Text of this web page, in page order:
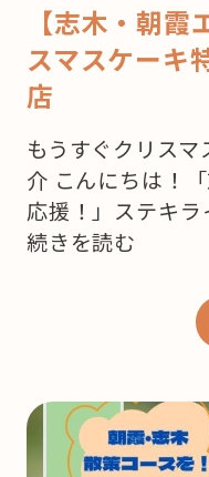
【志木・朝
スマスケーキ
店
もうすぐクリス
介 こんにちは！
応援！」ステキ
“【志
う
来
月
続きを読む